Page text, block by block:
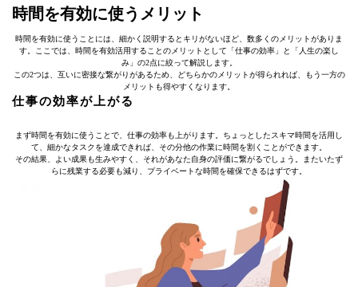
時間を有効に使うメリット
時間を有効に使うことには、細かく説明するとキリがないほど、数多くのメリットがありま
す。ここでは、時間を有効活用することのメリットとして「仕事の効率」と「人生の楽し
み」の2点に絞って解説します。
この2つは、互いに密接な繋がりがあるため、どちらかのメリットが得られれば、もう一方の
メリットも得やすくなります。
仕事の効率が上がる
まず時間を有効に使うことで、仕事の効率も上がります。ちょっとしたスキマ時間を活用し
て、細かなタスクを達成できれば、その分他の作業に時間を割くことができます。
その結果、よい成果も生みやすく、それがあなた自身の評価に繋がるでしょう。またいたず
らに残業する必要も減り、プライベートな時間を確保できるはずです。